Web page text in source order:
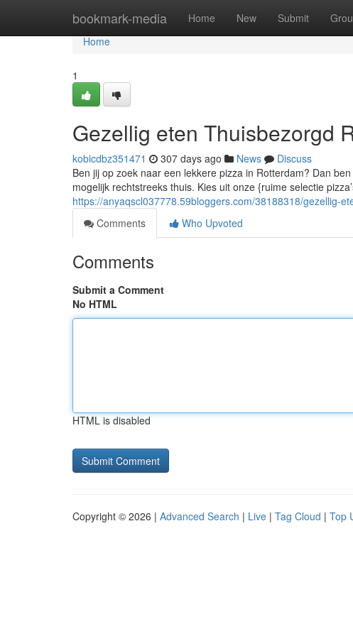
bookmark-media Home New Submit
Home
Home
1
Gezellig eten Thuisbezorgd
kobicdbz351471 307 days ago News
Discuss
Ben jij op zoek naar een lekkere pizza in Rotterdam? Dan
mogelijk rechtstreeks thuis. Kies uit onze {ruime selectie
https://anyaqscl037778.59bloggers.com/38188318/gezellig-
Comments
Who Upvoted
Comments
Submit a Comment
No HTML
HTML is disabled
Copyright © 2026 | Advanced Search | Live | Tag Cloud | Top